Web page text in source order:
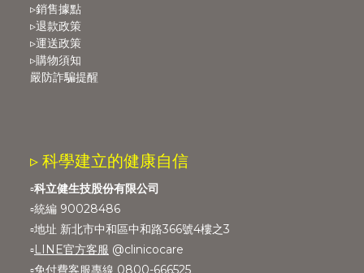
▹銷售據點
▹退款政策
▹運送政策
▹購物須知
嚴防詐騙提醒
▹ 科學建立的健康自信
▫️科立健生技股份有限公司
▫️統編 90028486
▫️地址 新北市中和區中和路366號4樓之3
▫️LINE官方客服 @clinicocare
▫️免付費客服專線 0800-666525